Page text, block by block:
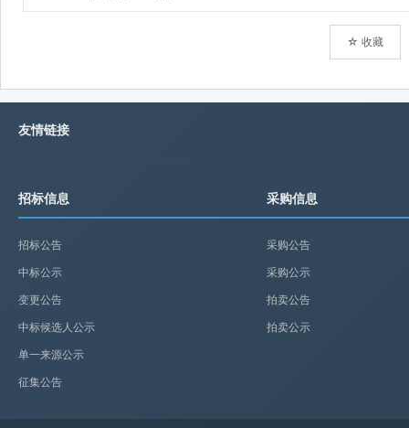
☆ 收藏
友情链接
招标信息
招标公告
中标公示
变更公告
中标候选人公示
单一来源公示
征集公告
采购信息
采购公告
采购公示
拍卖公告
拍卖公示